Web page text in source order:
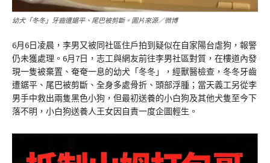
幼犬「冬冬」牙齒遭鋸平、尾巴被剪斷。圖片來源／微博
6月6日凌晨，李男又被同社區住戶拍到疑似在自家陽台虐狗，報警
仍未獲處理。6月7日，志工與網友前往李男社區對質，在樓道內發
現一隻被棄置、奄奄一息的幼犬「冬冬」，經獸醫檢查，冬冬牙齒
遭鋸平、尾巴被剪斷、全身多處骨折、頭部浮腫；當天義工另從李
男手中救出兩隻黑色小狗，但最初送養的小白狗及其他犬隻至今下
落不明，小白狗送養人王女因自責一度企圖輕生。